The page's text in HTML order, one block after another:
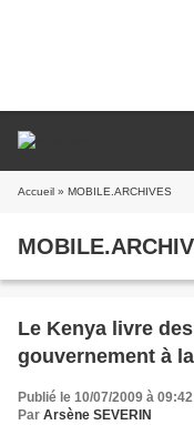
Accueil » MOBILE.ARCHIVES
Le Kenya livre
gouvernement à
Publié le 10/07/2009 à 09:42
Par Arsène SEVERIN